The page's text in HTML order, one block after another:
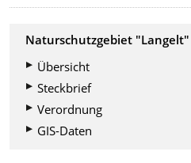
Naturschutzgebiet "Langelt"
Übersicht
Steckbrief
Verordnung
GIS-Daten